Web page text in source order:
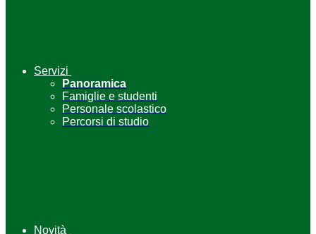
Servizi
Panoramica
Famiglie e studenti
Personale scolastico
Percorsi di studio
Novità